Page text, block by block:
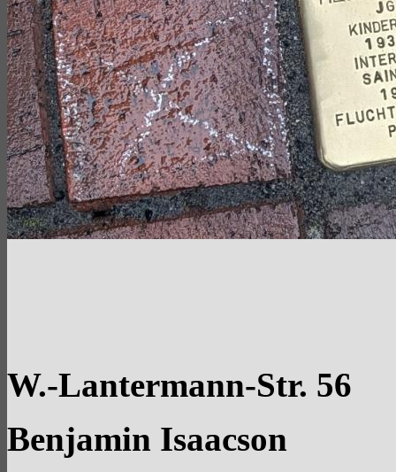
W.-Lantermann-Str. 56
Benjamin Isaacson